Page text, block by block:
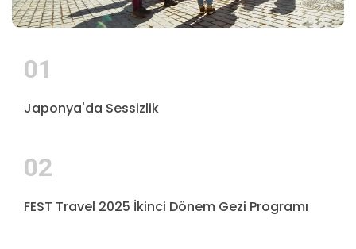
01
Japonya'da Sessizlik
02
FEST Travel 2025 İkinci Dönem Gezi Programı